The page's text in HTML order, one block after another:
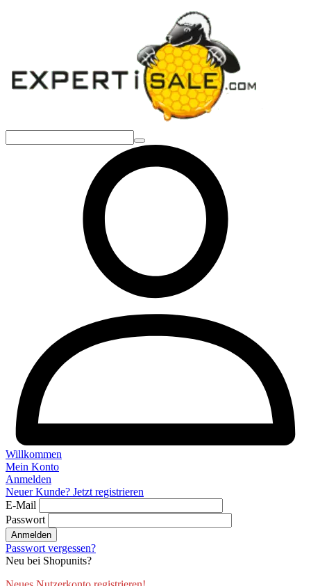
Willkommen
Mein Konto
Anmelden
Neuer Kunde? Jetzt registrieren
E-Mail
Passwort
Anmelden
Passwort vergessen?
Neu bei Shopunits?